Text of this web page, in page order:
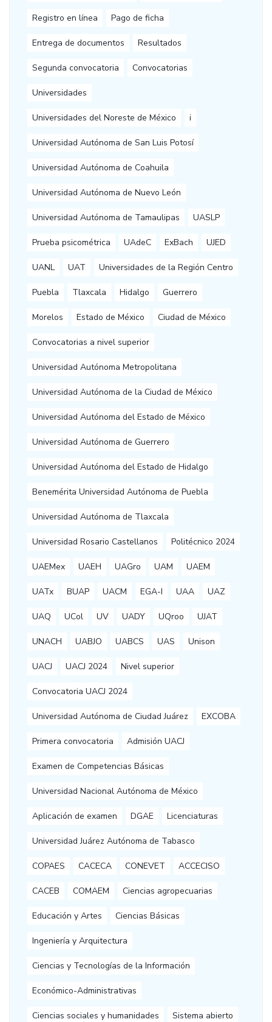
Registro en línea Pago de ficha
Entrega de documentos Resultados
Segunda convocatoria Convocatorias
Universidades
Universidades del Noreste de México i
Universidad Autónoma de San Luis Potosí
Universidad Autónoma de Coahuila
Universidad Autónoma de Nuevo León
Universidad Autónoma de Tamaulipas UASLP
Prueba psicométrica UAdeC ExBach UJED
UANL UAT Universidades de la Región Centro
Puebla Tlaxcala Hidalgo Guerrero
Morelos Estado de México Ciudad de México
Convocatorias a nivel superior
Universidad Autónoma Metropolitana
Universidad Autónoma de la Ciudad de México
Universidad Autónoma del Estado de México
Universidad Autónoma de Guerrero
Universidad Autónoma del Estado de Hidalgo
Benemérita Universidad Autónoma de Puebla
Universidad Autónoma de Tlaxcala
Universidad Rosario Castellanos Politécnico 2024
UAEMex UAEH UAGro UAM UAEM
UATx BUAP UACM EGA-I UAA UAZ
UAQ UCol UV UADY UQroo UJAT
UNACH UABJO UABCS UAS Unison
UACJ UACJ 2024 Nivel superior
Convocatoria UACJ 2024
Universidad Autónoma de Ciudad Juárez EXCOBA
Primera convocatoria Admisión UACJ
Examen de Competencias Básicas
Universidad Nacional Autónoma de México
Aplicación de examen DGAE Licenciaturas
Universidad Juárez Autónoma de Tabasco
COPAES CACECA CONEVET ACCECISO
CACEB COMAEM Ciencias agropecuarias
Educación y Artes Ciencias Básicas
Ingeniería y Arquitectura
Ciencias y Tecnologías de la Información
Económico-Administrativas
Ciencias sociales y humanidades Sistema abierto